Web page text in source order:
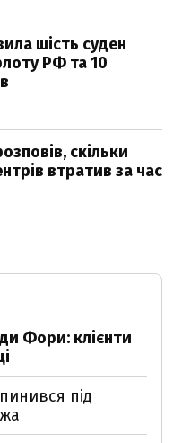
шість суден
РФ та 10
скільки
втратив за час
Фори: клієнти
під